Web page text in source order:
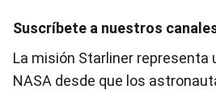
Suscríbete a nuestros
La misión Starliner representa
NASA desde que los